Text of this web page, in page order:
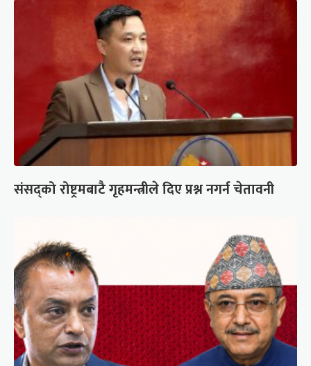
संसद्को रोष्ट्रमबाटै गृहमन्त्रीले दिए प्रश्न नगर्न चेतावनी